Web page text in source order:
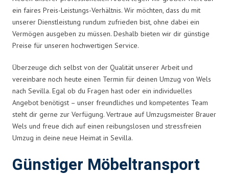
ein faires Preis-Leistungs-Verhältnis. Wir möchten, dass du mit
unserer Dienstleistung rundum zufrieden bist, ohne dabei ein
Vermögen ausgeben zu müssen. Deshalb bieten wir dir günstige
Preise für unseren hochwertigen Service.
Überzeuge dich selbst von der Qualität unserer Arbeit und
vereinbare noch heute einen Termin für deinen Umzug von Wels
nach Sevilla. Egal ob du Fragen hast oder ein individuelles
Angebot benötigst – unser freundliches und kompetentes Team
steht dir gerne zur Verfügung. Vertraue auf Umzugsmeister Brauer
Wels und freue dich auf einen reibungslosen und stressfreien
Umzug in deine neue Heimat in Sevilla.
Günstiger Möbeltransport